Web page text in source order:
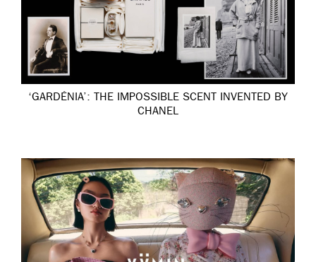
‘GARDÉNIA’: THE IMPOSSIBLE SCENT INVENTED BY
CHANEL